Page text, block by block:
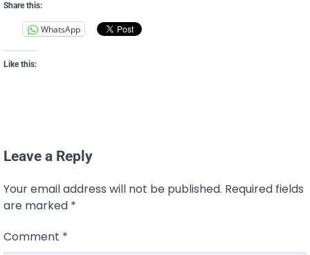
Share this:
WhatsApp
Like this:
Leave a Reply
Your email address will not be published. Required fields
are marked *
Comment *